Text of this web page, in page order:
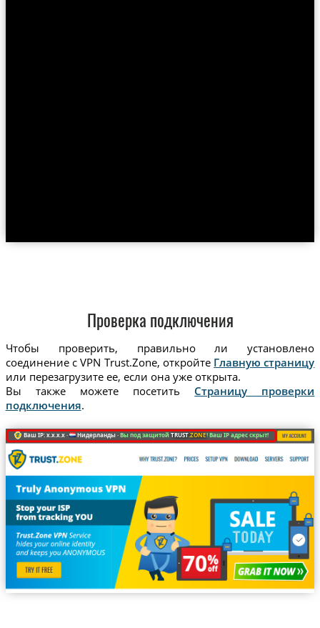
Проверка подключения
Чтобы проверить, правильно ли установлено
соединение с VPN Trust.Zone, откройте Главную страницу
или перезагрузите ее, если она уже открыта.
Вы также можете посетить Страницу проверки
подключения.
Ваш IP: x.x.x.x · Нидерланды ·Вы под защитойTRUST.ZONE! Ваш IP адрес скрыт!